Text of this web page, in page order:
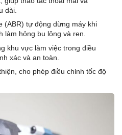
dài.
(ABR) tự động dừng máy khi
làm hỏng bu lông và ren.
khu vực làm việc trong điều
xác và an toàn.
cho phép điều chỉnh tốc độ